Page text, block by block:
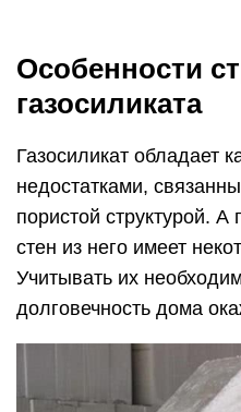
Особенности
газосиликата
Газосиликат обладает
недостатками,
пористой структурой.
стен из него имеет
Учитывать их
долговечность дома